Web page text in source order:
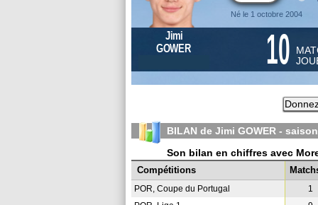
Né le 1 octobre 2004
Jimi
GOWER
10
BILAN de Jimi GOWER -
Son bilan en chiffres avec
Compétitions
POR, Coupe du Portugal
1